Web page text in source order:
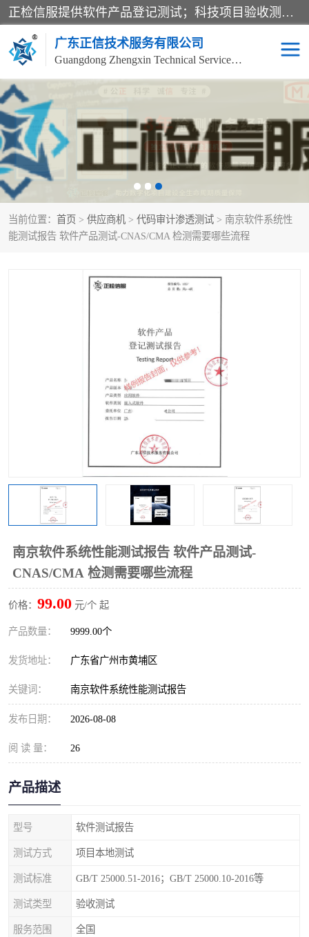
正检信服提供软件产品登记测试；科技项目验收测试；产品确认测试；功能测试；性能测试；安全测试；代码审计测试；漏洞扫描测试；渗透测试；风险评估测试；信息安全等级保护测评；双软认定；实验室建设质量体系建设；软件着作权、软件评测等服务。
广东正信技术服务有限公司
Guangdong Zhengxin Technical Service Co., Ltd
当前位置： 首页 > 供应商机 > 代码审计渗透测试 > 南京软件系统性
能测试报告 软件产品测试-CNAS/CMA 检测需要哪些流程
南京软件系统性能测试报告 软件产品测试-
CNAS/CMA 检测需要哪些流程
价格： 99.00 元/个 起
产品数量： 9999.00个
发货地址： 广东省广州市黄埔区
关键词： 南京软件系统性能测试报告
发布日期： 2026-08-08
阅 读 量： 26
产品描述
型号 软件测试报告
测试方式 项目本地测试
测试标准 GB/T 25000.51-2016；GB/T 25000.10-2016等
测试类型 验收测试
服务范围 全国
电子政务验收测评 数字信息化验收测评
应用软件系统测试 信息系统漏洞扫描
科技成果鉴定测试
信息安全风险评估 系统性能效率测试